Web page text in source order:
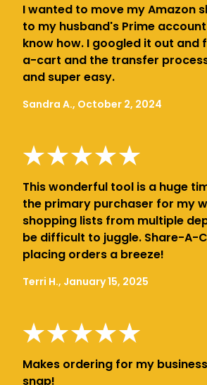
I wanted to move my Amazon
to my husband's Prime
know how. I googled it out and
a-cart and the transfer
and super easy.
Sandra A., October 2, 2024
This wonderful tool is a huge
the primary purchaser for my
shopping lists from multiple
be difficult to juggle. Share-A-
placing orders a breeze!
Terri H., January 15, 2025
Makes ordering for my
snap!